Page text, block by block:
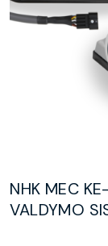
NHK MEC
VALDYMO